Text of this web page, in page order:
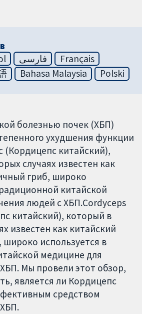
فارسی
Français
Bahasa Malaysia Polski
болезнью почек (ХБП)
ухудшения функции
(Кордицепс китайский),
случаях известен как
гриб, широко
китайской
людей с ХБП.Cordyceps
китайский), который в
известен как китайский
широко используется в
медицине для
Мы провели этот обзор,
является ли Кордицепс
средством